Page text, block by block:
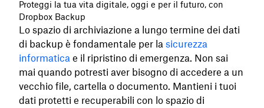
Proteggi la tua vita digitale, oggi e per il futuro, con
Dropbox Backup
Lo spazio di archiviazione a lungo termine dei dati
di backup è fondamentale per la sicurezza
informatica e il ripristino di emergenza. Non sai
mai quando potresti aver bisogno di accedere a un
vecchio file, cartella o documento. Mantieni i tuoi
dati protetti e recuperabili con lo spazio di